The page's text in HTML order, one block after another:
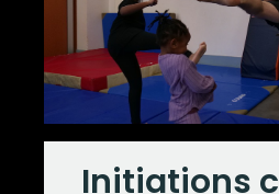
Initiations